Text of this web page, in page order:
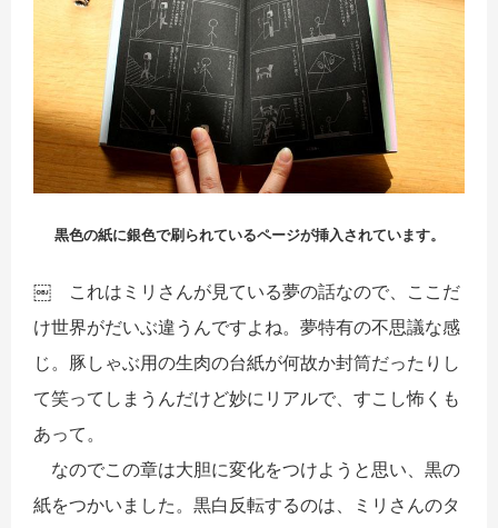
黒色の紙に銀色で刷られているページが挿入されています。
￼ これはミリさんが見ている夢の話なので、ここだ
け世界がだいぶ違うんですよね。夢特有の不思議な感
じ。豚しゃぶ用の生肉の台紙が何故か封筒だったりし
て笑ってしまうんだけど妙にリアルで、すこし怖くも
あって。
なのでこの章は大胆に変化をつけようと思い、黒の
紙をつかいました。黒白反転するのは、ミリさんのタ